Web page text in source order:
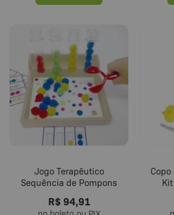
Este
várias
variantes.
As
opções
podem
ser
escolhidas
na
página
produto
Jogo Terapêutico
Sequência de Pompons
R$94,91